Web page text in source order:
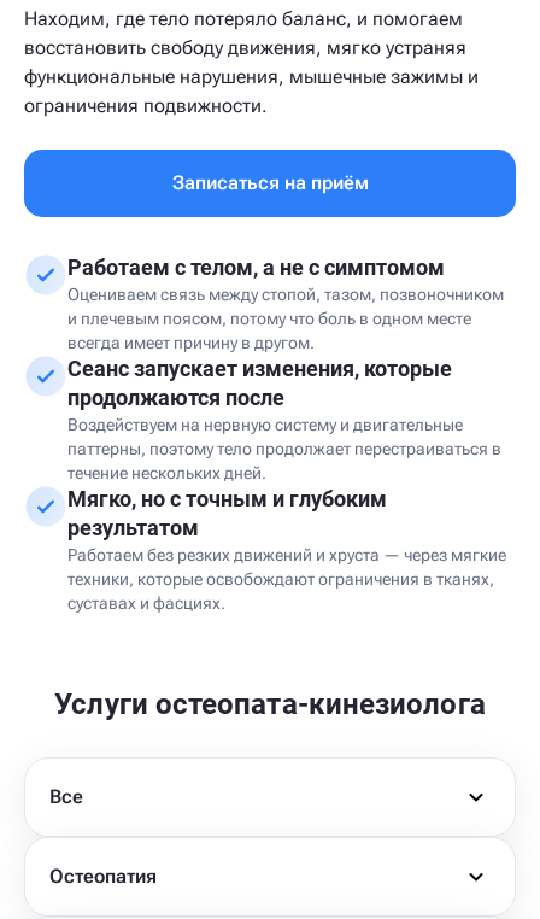
Находим, где тело потеряло баланс, и помогаем
восстановить свободу движения, мягко устраняя
функциональные нарушения, мышечные зажимы и
ограничения подвижности.
Записаться на приём
Работаем с телом, а не с симптомом
Оцениваем связь между стопой, тазом, позвоночником
и плечевым поясом, потому что боль в одном месте
всегда имеет причину в другом.
Сеанс запускает изменения, которые
продолжаются после
Воздействуем на нервную систему и двигательные
паттерны, поэтому тело продолжает перестраиваться в
течение нескольких дней.
Мягко, но с точным и глубоким
результатом
Работаем без резких движений и хруста — через мягкие
техники, которые освобождают ограничения в тканях,
суставах и фасциях.
Услуги остеопата-кинезиолога
Все
Остеопатия